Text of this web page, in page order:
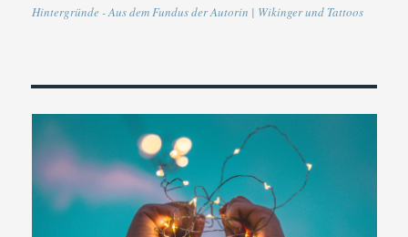
Hintergründe - Aus dem Fundus der Autorin | Wikinger und Tattoos